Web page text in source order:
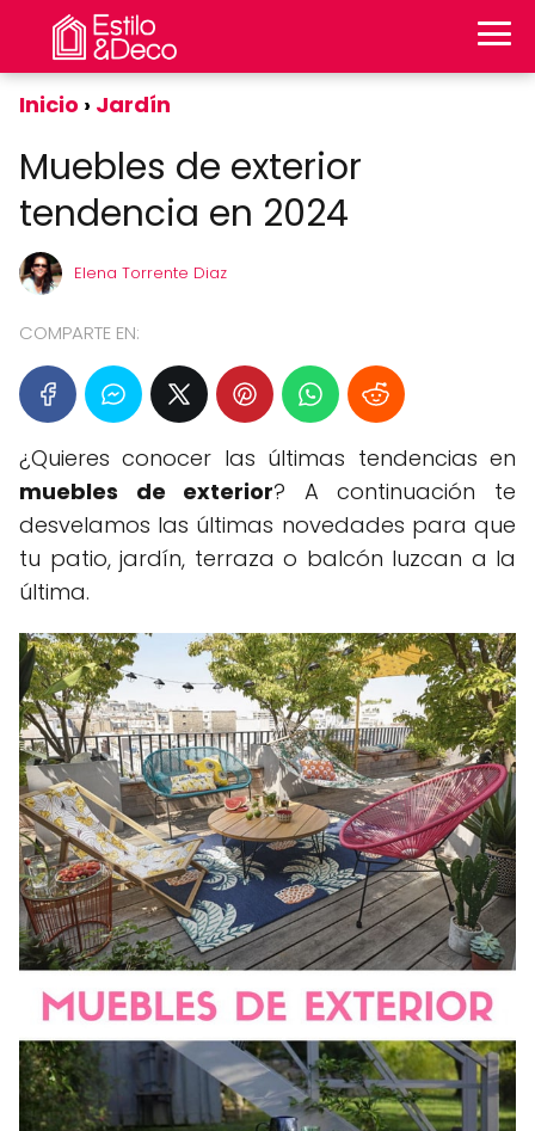
Inicio Jardín
Muebles de exterior
tendencia en 2024
Elena Torrente Diaz
COMPARTE EN:
¿Quieres conocer las últimas tendencias en
muebles de exterior? A continuación te
desvelamos las últimas novedades para que
tu patio, jardín, terraza o balcón luzcan a la
última.